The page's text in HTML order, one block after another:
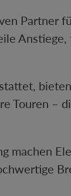
Partner
Touren
machen